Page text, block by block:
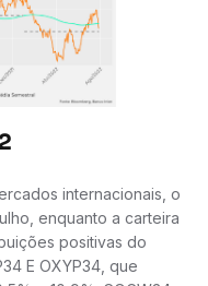
internacionais, o
enquanto a carteira
positivas do
E OXYP34, que